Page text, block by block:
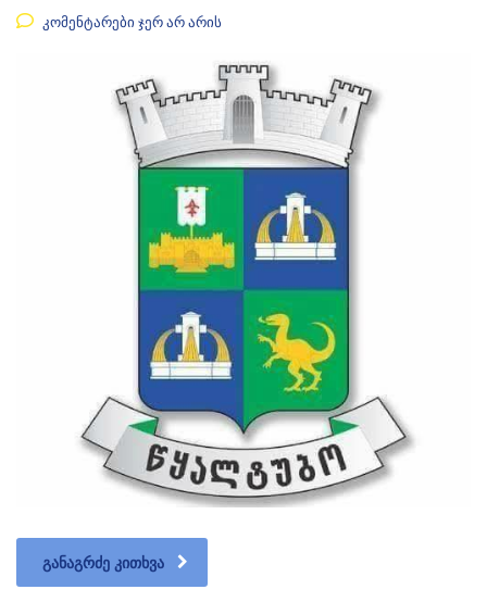
კომენტარები ჯერ არ არის
ᲒᲐᲜᲐᲒᲠᲫᲔ ᲙᲘᲗᲮᲕᲐ